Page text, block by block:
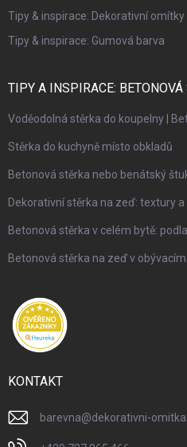
Tipy & inspirace: Dekorativní omítky
Tipy & inspirace: Gumová barva
TIPY A INSPIRACE: BETONOVÁ
Voděodolná stěrka do koupelny |
Stěrka do kuchyně místo obkladů
Betonová stěrka nebo benátský
Dekorativní stěrka na zeď: textury
Betonová stěrka v celém bytě:
Betonová stěrka na zeď v
KONTAKT
barevna@dekorativni-